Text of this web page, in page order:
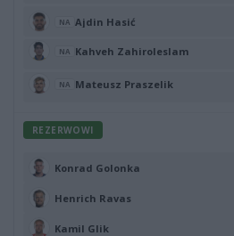
NA Ajdin Hasić
NA Kahveh Zahiroleslam
NA Mateusz Praszelik
REZERWOWI
Konrad Golonka
Henrich Ravas
Kamil Glik